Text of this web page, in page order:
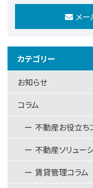
メ
カテゴリー
お知らせ
コラム
不動産お役立ち
不動産ソリュー
賃貸管理コラム